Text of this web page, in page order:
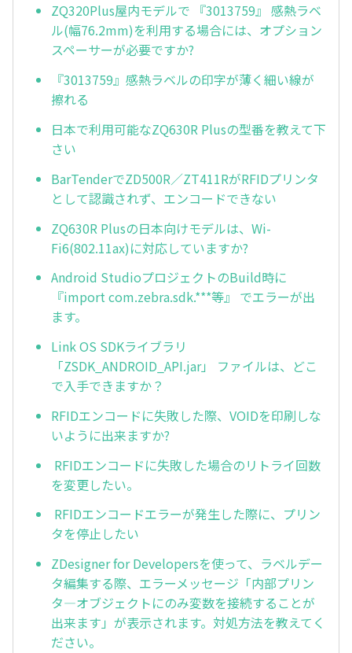
ZQ320Plus屋内モデルで 『3013759』 感熱ラベ
ル(幅76.2mm)を利用する場合には、オプション
スペーサーが必要ですか?
『3013759』感熱ラベルの印字が薄く細い線が
擦れる
日本で利用可能なZQ630R Plusの型番を教えて下
さい
BarTenderでZD500R／ZT411RがRFIDプリンタ
として認識されず、エンコードできない
ZQ630R Plusの日本向けモデルは、Wi-
Fi6(802.11ax)に対応していますか?
Android StudioプロジェクトのBuild時に
『import com.zebra.sdk.***等』 でエラーが出
ます。
Link OS SDKライブラリ
「ZSDK_ANDROID_API.jar」 ファイルは、どこ
で入手できますか？
RFIDエンコードに失敗した際、VOIDを印刷しな
いように出来ますか?
RFIDエンコードに失敗した場合のリトライ回数
を変更したい。
RFIDエンコードエラーが発生した際に、プリン
タを停止したい
ZDesigner for Developersを使って、ラベルデー
タ編集する際、エラーメッセージ「内部プリン
タ―オブジェクトにのみ変数を接続することが
出来ます」が表示されます。対処方法を教えてく
ださい。